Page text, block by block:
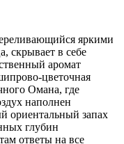
яркими
скрывает в себе
аромат
цветочная
Омана, где
наполнен
ориентальный запах
глубин
ответы на все